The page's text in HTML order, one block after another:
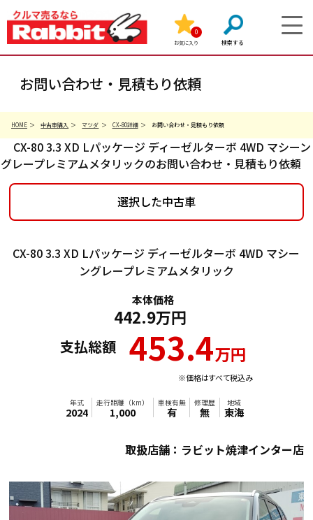
お気に入り
0
お問い合わせ・見積もり依頼
HOME 中古車購入 マツダ CX-80詳細 お問い合わせ・見積もり依頼
CX-80 3.3 XD Lパッケージ ディーゼルターボ 4WD マシーン
グレープレミアムメタリックのお問い合わせ・見積もり依頼
選択した中古車
CX-80 3.3 XD Lパッケージ ディーゼルターボ 4WD マシー
ングレープレミアムメタリック
本体価格
442.9万円
支払総額 453.4万円
※価格はすべて税込み
走行距離（km）
1,000
車検有無
有
修理歴
無
地域
東海
取扱店舗：ラビット焼津インター店